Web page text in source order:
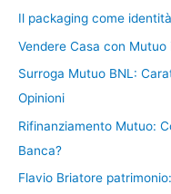
Il packaging come
Vendere Casa con
Surroga Mutuo BNL:
Opinioni
Rifinanziamento Mutuo:
Banca?
Flavio Briatore